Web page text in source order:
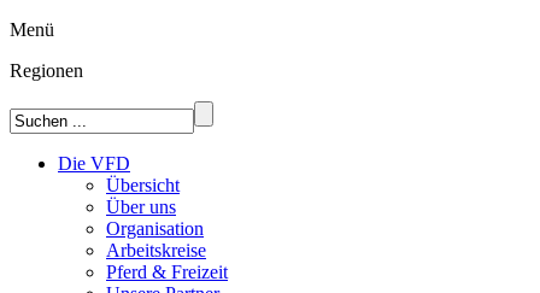
Menü
Regionen
Die VFD
Übersicht
Über uns
Organisation
Arbeitskreise
Pferd & Freizeit